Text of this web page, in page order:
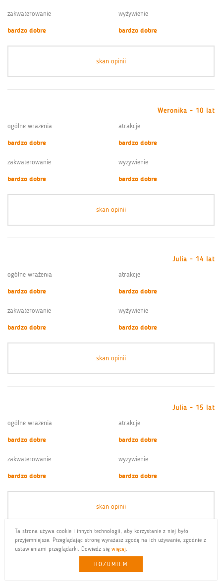
Ta strona używa cookie i innych technologii, aby korzystanie z niej było
przyjemniejsze. Przeglądając stronę wyrażasz zgodę na ich używanie, zgodnie z
ustawieniami przeglądarki. Dowiedz się więcej.
ROZUMIEM
zakwaterowanie
bardzo dobre
wyżywienie
bardzo dobre
skan opinii
Weronika - 10 lat
ogólne wrażenia
bardzo dobre
atrakcje
bardzo dobre
zakwaterowanie
bardzo dobre
wyżywienie
bardzo dobre
skan opinii
Julia - 14 lat
ogólne wrażenia
bardzo dobre
atrakcje
bardzo dobre
zakwaterowanie
bardzo dobre
wyżywienie
bardzo dobre
skan opinii
Julia - 15 lat
ogólne wrażenia
bardzo dobre
atrakcje
bardzo dobre
zakwaterowanie
bardzo dobre
wyżywienie
bardzo dobre
skan opinii
atrakcje